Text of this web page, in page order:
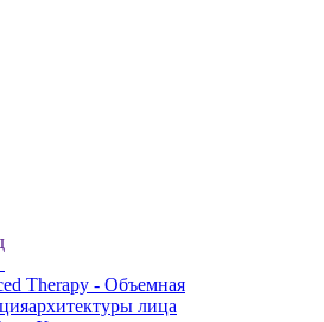
Therapy - Объемная
лица